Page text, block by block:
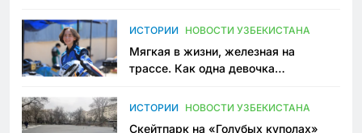
ИСТОРИИ НОВОСТИ УЗБЕКИСТАНА
Мягкая в жизни, железная на
трассе. Как одна девочка
Узбекистане
ИСТОРИИ НОВОСТИ УЗБЕКИСТАНА
Скейтпарк на «Голубых куполах»